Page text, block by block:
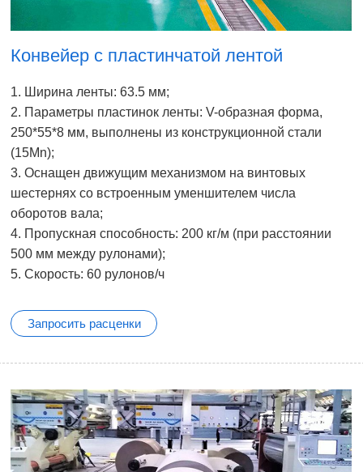
Конвейер с пластинчатой лентой
1. Ширина ленты: 63.5 мм;
2. Параметры пластинок ленты: V-образная форма,
250*55*8 мм, выполнены из конструкционной стали
(15Mn);
3. Оснащен движущим механизмом на винтовых
шестернях со встроенным уменшителем числа
оборотов вала;
4. Пропускная способность: 200 кг/м (при расстоянии
500 мм между рулонами);
5. Скорость: 60 рулонов/ч
Запросить расценки